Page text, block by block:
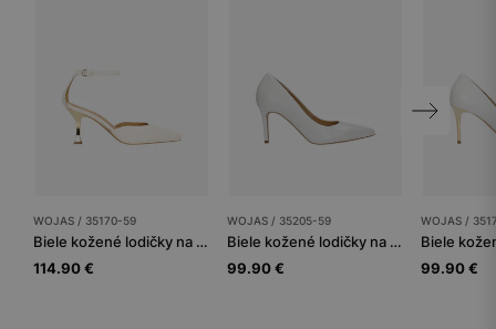
WOJAS / 35170-59
Biele kožené lodičky na zlatom opätku
114.90 €
WOJAS / 35205-59
Biele kožené lodičky na podpätku na ihle
99.90 €
WOJAS /
99.90 €